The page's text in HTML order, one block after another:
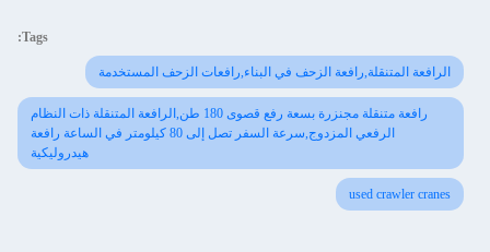
Tags:
الرافعة المتنقلة,رافعة الزحف في البناء,رافعات الزحف المستخدمة
رافعة متنقلة مجنزرة بسعة رفع قصوى 180 طن,الرافعة المتنقلة ذات النظام
الرفعي المزدوج,سرعة السفر تصل إلى 80 كيلومتر في الساعة رافعة
هيدروليكية
used crawler cranes